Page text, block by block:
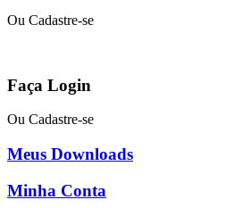
Ou Cadastre-se
Faça Login
Ou Cadastre-se
Meus Downloads
Minha Conta